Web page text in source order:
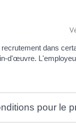
dans
d'œuvre.
pour le